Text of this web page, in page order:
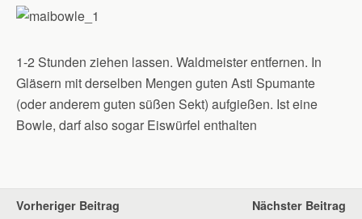
1-2 Stunden ziehen lassen. Waldmeister entfernen. In
Gläsern mit derselben Mengen guten Asti Spumante
(oder anderem guten süßen Sekt) aufgießen. Ist eine
Bowle, darf also sogar Eiswürfel enthalten
Vorheriger Beitrag Nächster Beitrag